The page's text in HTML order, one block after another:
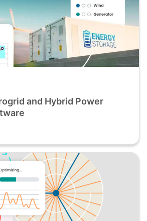
and Hybrid Power